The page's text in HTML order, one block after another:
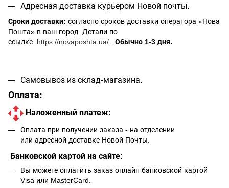
Адресная доставка курьером Новой почты.
Сроки доставки: согласно сроков доставки оператора «Нова
Пошта» в ваш город. Детали по
ссылке: https://novaposhta.ua/ Обычно 1-3 дня.
Самовывоз из склад-магазина.
Оплата:
Наложенный платеж:
Оплата при получении заказа - на отделении
или адресной доставке Новой Почты.
Банковской картой на сайте:
Вы можете оплатить заказ онлайн банковской картой
Visa или MasterCard.